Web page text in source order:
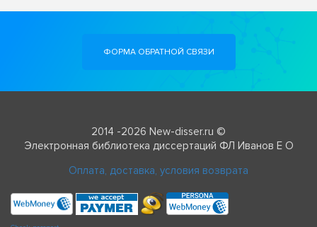
ФОРМА ОБРАТНОЙ СВЯЗИ
2014 -2026 New-disser.ru ©
Электронная библиотека диссертаций ФЛ Иванов Е О
Оплата, доставка, условия возврата